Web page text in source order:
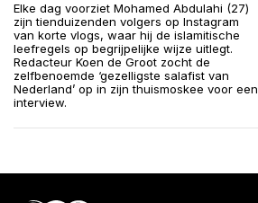
Elke dag voorziet Mohamed Abdulahi (27)
zijn tienduizenden volgers op Instagram
van korte vlogs, waar hij de islamitische
leefregels op begrijpelijke wijze uitlegt.
Redacteur Koen de Groot zocht de
zelfbenoemde ‘gezelligste salafist van
Nederland’ op in zijn thuismoskee voor een
interview.